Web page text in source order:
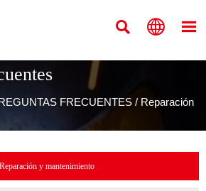
  
FRECUENTES / Reparación
Reparación y mantenimiento